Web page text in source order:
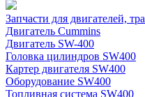
Запчасти для двигателей,
Двигатель Cummins
Двигатель SW-400
Головка цилиндров SW400
Картер двигателя SW400
Оборудование SW400
Топливная система SW400